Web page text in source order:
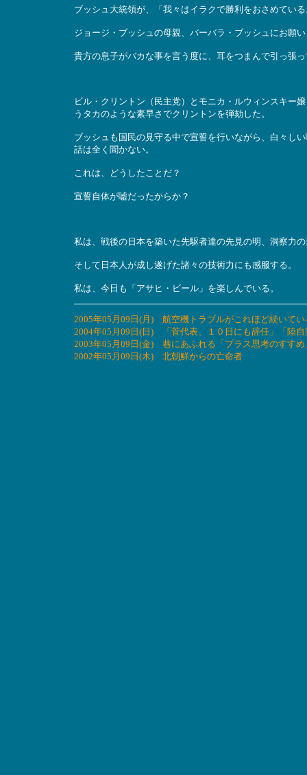
ブッシュ大統領が、「我々はイラクで勝利をおさめてい
ジョージ・ブッシュの母親、バーバラ・ブッシュにお願
貴方の息子がバカな事を言う度に、耳をつまんで引っ張
ビル・クリントン（民主党）とモニカ・ルウィンスキー
うタカのような素早さでクリントンを弾劾した。
ブッシュも国民の見守る中で宣誓を行いながら、白々し
話は全く聞かない。
これは、どうしたことだ？
宣誓自体が嘘だったからか？
私は、戦後の日本を築いた先駆者達の先見の明、洞察力
そして日本人が成し遂げた諸々の技術力にも感服する。
私は、今日も「アサヒ・ビール」を楽しんでいる。
2005年05月09日(月) 航空機トラブルがこれほど続いて
2004年05月09日(日) 「菅代表、１０日にも辞任」「陸
2003年05月09日(金) 巷にあふれる「プラス思考のすすめ
2002年05月09日(木) 北朝鮮からの亡命者